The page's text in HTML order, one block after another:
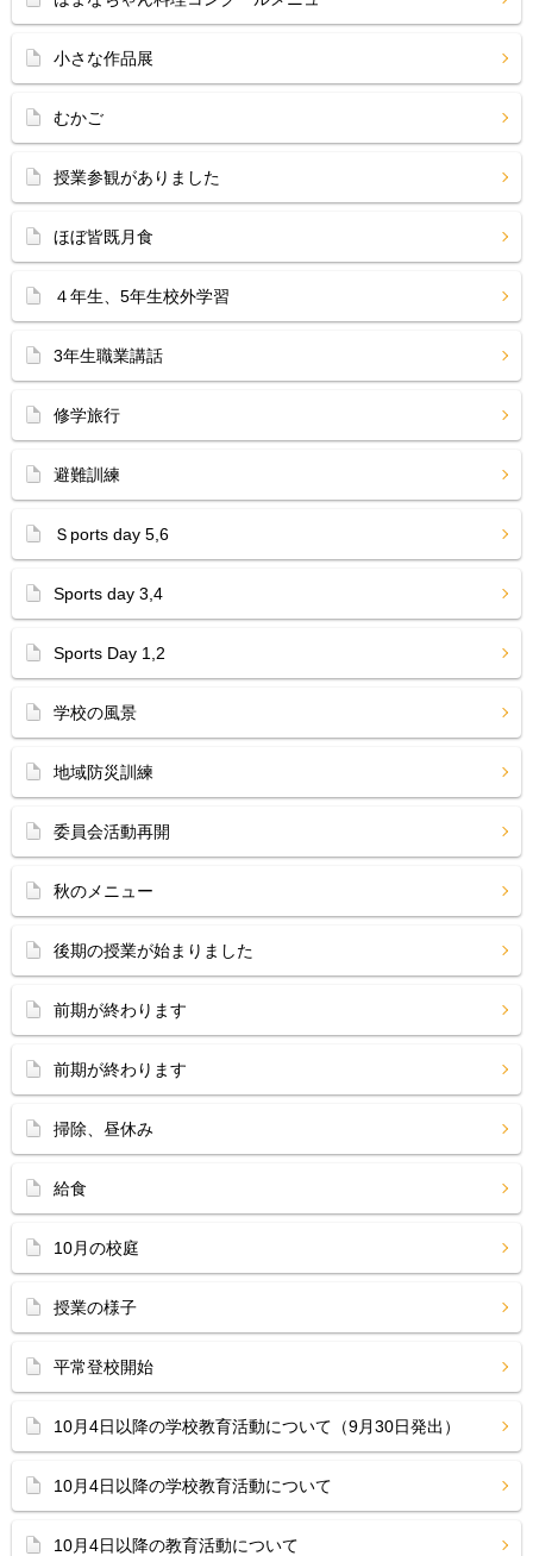
小さな作品展
むかご
授業参観がありました
ほぼ皆既月食
４年生、5年生校外学習
3年生職業講話
修学旅行
避難訓練
Ｓports day 5,6
Sports day 3,4
Sports Day 1,2
学校の風景
地域防災訓練
委員会活動再開
秋のメニュー
後期の授業が始まりました
前期が終わります
前期が終わります
掃除、昼休み
給食
10月の校庭
授業の様子
平常登校開始
10月4日以降の学校教育活動について（9月30日発出）
10月4日以降の学校教育活動について
10月4日以降の教育活動について